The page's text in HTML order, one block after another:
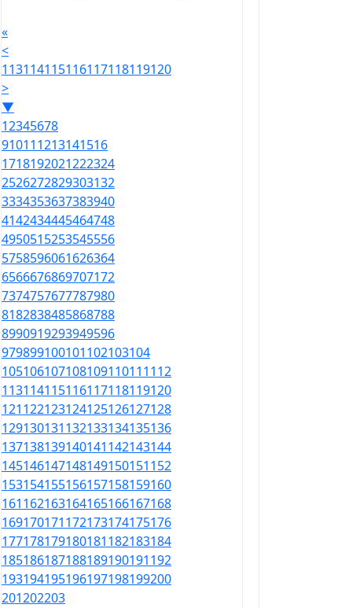
«
<
113114115116117118119120
>
▼
12345678
910111213141516
1718192021222324
2526272829303132
3334353637383940
4142434445464748
4950515253545556
5758596061626364
6566676869707172
7374757677787980
8182838485868788
8990919293949596
979899100101102103104
105106107108109110111112
113114115116117118119120
121122123124125126127128
129130131132133134135136
137138139140141142143144
145146147148149150151152
153154155156157158159160
161162163164165166167168
169170171172173174175176
177178179180181182183184
185186187188189190191192
193194195196197198199200
201202203